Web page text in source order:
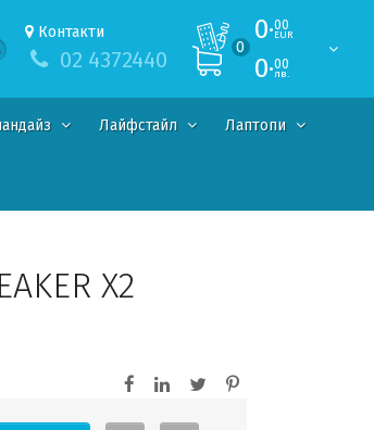
Контакти
02 4372440 0
0·00
EUR
0·00
лв.
Лайфстайл Лаптопи
X2